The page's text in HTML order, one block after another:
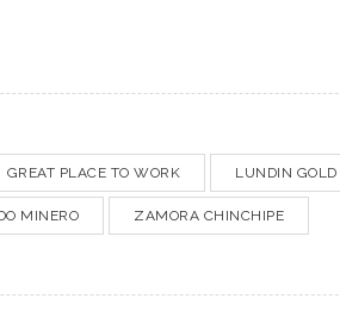
GREAT PLACE TO WORK LUNDIN GOLD
MINERO ZAMORA CHINCHIPE